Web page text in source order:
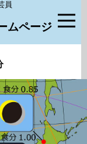
員
ページ